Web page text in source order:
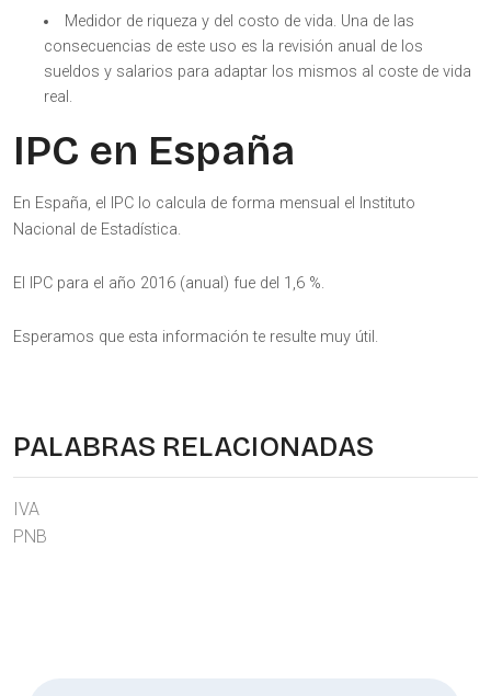
Medidor de riqueza y del costo de vida. Una de las
consecuencias de este uso es la revisión anual de los
sueldos y salarios para adaptar los mismos al coste de vida
real.
IPC en España
En España, el IPC lo calcula de forma mensual el Instituto
Nacional de Estadística.
El IPC para el año 2016 (anual) fue del 1,6 %.
Esperamos que esta información te resulte muy útil.
PALABRAS RELACIONADAS
IVA
PNB